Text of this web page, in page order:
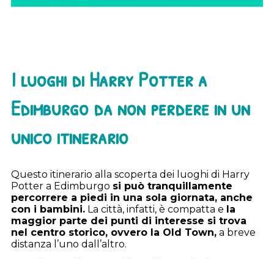
I luoghi di Harry Potter a
Edimburgo da non perdere in un
unico itinerario
Questo itinerario alla scoperta dei luoghi di Harry
Potter a Edimburgo si può tranquillamente
percorrere a piedi in una sola giornata, anche
con i bambini. La città, infatti, è compatta e la
maggior parte dei punti di interesse si trova
nel centro storico, ovvero la Old Town, a breve
distanza l’uno dall’altro.